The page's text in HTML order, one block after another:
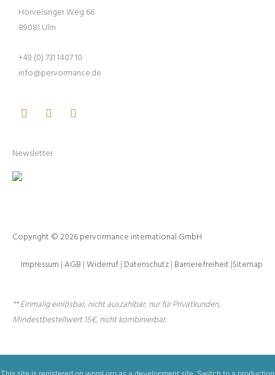
Hörvelsinger Weg 66
89081 Ulm
+49 (0) 731 1407 10
info@pervormance.de
FacebookYoutubeInstagram
Newsletter
Copyright © 2026 pervormance international GmbH
Impressum |AGB |Widerruf| Datenschutz| Barrierefreiheit |Sitemap
** Einmalig einlösbar, nicht auszahlbar, nur für Privatkunden,
Mindestbestellwert 15€, nicht kombinierbar.